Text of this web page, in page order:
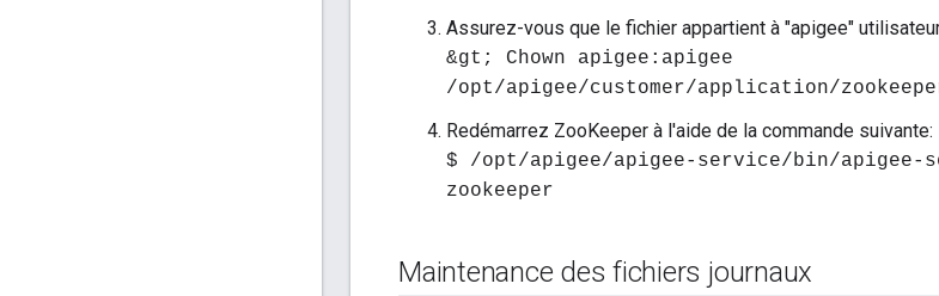
Assurez-vous que le fichier appartient à "apigee"
&gt; Chown apigee:apigee
/opt/apigee/customer/application/
Redémarrez ZooKeeper à l'aide de la commande suivante:
$ /opt/apigee/apigee-service/bin/apigee-
zookeeper
Maintenance des fichiers journaux